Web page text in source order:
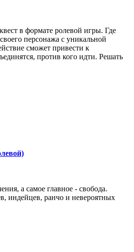
в формате ролевой игры. Где
персонажа с уникальной
сможет привести к
против кого идти. Решать
а самое главное - свобода.
индейцев, ранчо и невероятных